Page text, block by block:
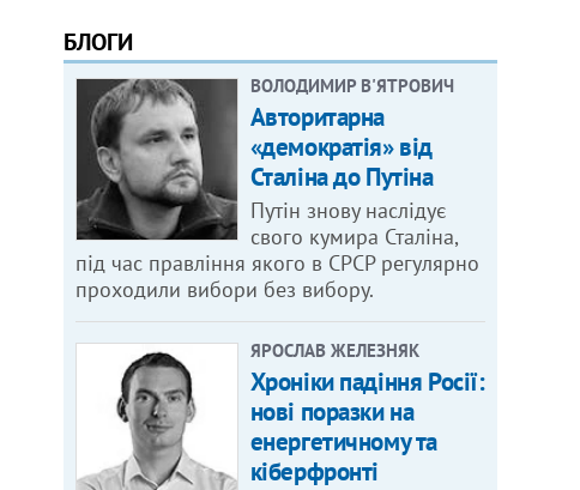
БЛОГИ
ВОЛОДИМИР В'ЯТРОВИЧ
Авторитарна
«демократія» від
Сталіна до Путіна
Путін знову наслідує
свого кумира Сталіна,
під час правління якого в СРСР регулярно
проходили вибори без вибору.
ЯРОСЛАВ ЖЕЛЕЗНЯК
Хроніки падіння Росії:
нові поразки на
енергетичному та
кіберфронті